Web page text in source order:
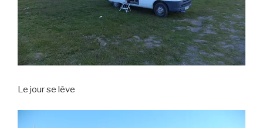
Le jour se lève